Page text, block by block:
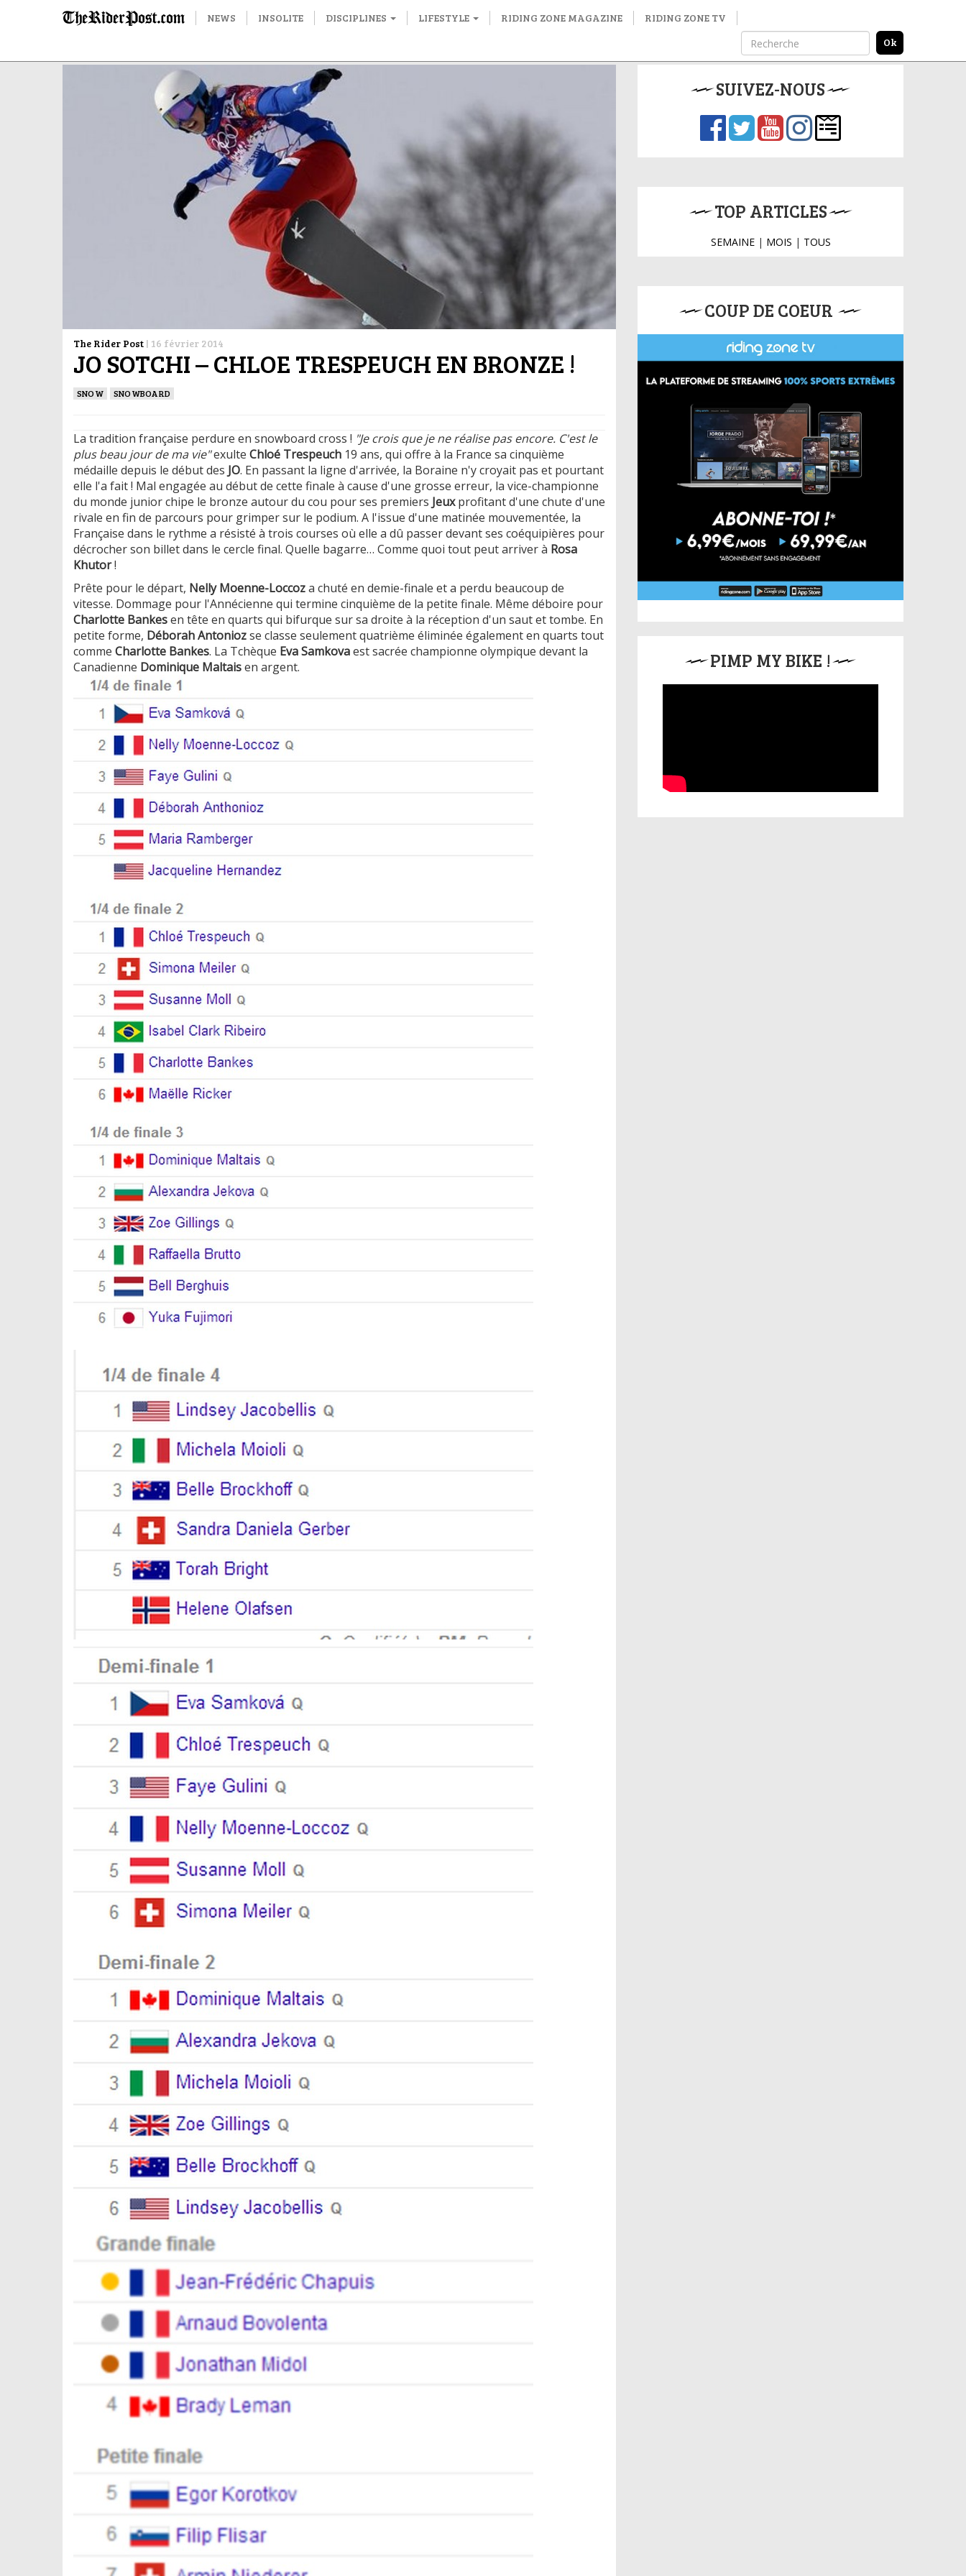
NEWS INSOLITE DISCIPLINES LIFESTYLE RIDING ZONE MAGAZINE RIDING ZONE TV
The Rider Post | 16 février 2014
JO SOTCHI – CHLOE TRESPEUCH EN BRONZE !
SNOW SNOWBOARD
La tradition française perdure en snowboard cross ! "Je crois que je ne réalise pas encore. C'est le
plus beau jour de ma vie"exulte Chloé Trespeuch 19 ans, qui offre à la France sa cinquième
médaille depuis le début des JO. En passant la ligne d'arrivée, la Boraine n'y croyait pas et pourtant
elle l'a fait ! Mal engagée au début de cette finale à cause d'une grosse erreur, la vice-championne
du monde junior chipe le bronze autour du cou pour ses premiers Jeuxprofitant d'une chute d'une
rivale en fin de parcours pour grimper sur le podium. A l'issue d'une matinée mouvementée, la
Française dans le rythme a résisté à trois courses où elle a dû passer devant ses coéquipières pour
décrocher son billet dans le cercle final. Quelle bagarre… Comme quoi tout peut arriver à Rosa
Khutor!
Prête pour le départ, Nelly Moenne-Loccoza chuté en demie-finale et a perdu beaucoup de
vitesse. Dommage pour l'Annécienne qui termine cinquième de la petite finale. Même déboire pour
Charlotte Bankesen tête en quarts qui bifurque sur sa droite à la réception d'un saut et tombe. En
petite forme, Déborah Antoniozse classe seulement quatrième éliminée également en quarts tout
comme Charlotte Bankes. La Tchèque Eva Samkovaest sacrée championne olympique devant la
Canadienne Dominique Maltaisen argent.
SUIVEZ-NOUS
TOP ARTICLES
SEMAINE| MOIS | TOUS
COUP DE COEUR
PIMP MY BIKE !